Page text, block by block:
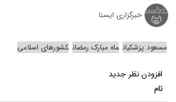
خبرگزاری ایسنا
مسعود پزشکیان ماه مبارک رمضان کشورهای اسلامی
افزودن نظر جدید
نام